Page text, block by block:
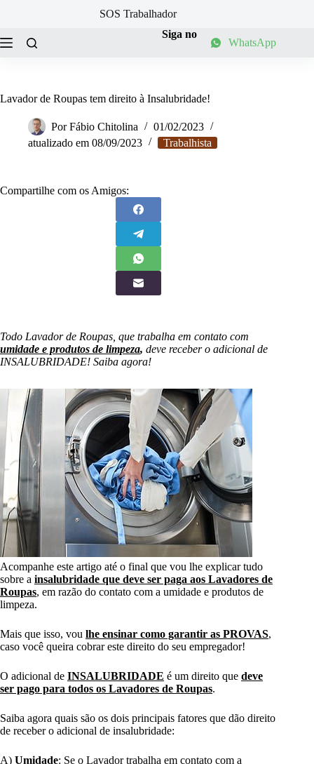
conteúdo
SOS Trabalhador
Siga no
WhatsApp
Lavador de Roupas tem direito à Insalubridade!
Por Fábio Chitolina
01/02/2023
atualizado em 08/09/2023 Trabalhista
Compartilhe com os Amigos:
Todo Lavador de Roupas, que trabalha em contato com
umidade e produtos de limpeza, deve receber o adicional de
INSALUBRIDADE! Saiba agora!
Acompanhe este artigo até o final que vou lhe explicar tudo
sobre a insalubridade que deve ser paga aos Lavadores de
Roupas, em razão do contato com a umidade e produtos de
limpeza.
Mais que isso, vou lhe ensinar como garantir as PROVAS,
caso você queira cobrar este direito do seu empregador!
O adicional de INSALUBRIDADE é um direito que deve
ser pago para todos os Lavadores de Roupas.
Saiba agora quais são os dois principais fatores que dão direito
de receber o adicional de insalubridade:
A) Umidade: Se o Lavador trabalha em contato com a